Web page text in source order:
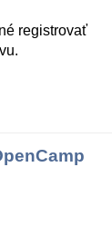
registrovať